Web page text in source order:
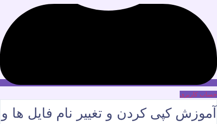
حساب کاربری
آموزش کپی کردن و تغییر نام فایل ها و